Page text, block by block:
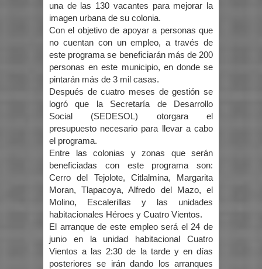
una de las 130 vacantes para mejorar la
imagen urbana de su colonia.
Con el objetivo de apoyar a personas que
no cuentan con un empleo, a través de
este programa se beneficiarán más de 200
personas en este municipio, en donde se
pintarán más de 3 mil casas.
Después de cuatro meses de gestión se
logró que la Secretaría de Desarrollo
Social (SEDESOL) otorgara el
presupuesto necesario para llevar a cabo
el programa.
Entre las colonias y zonas que serán
beneficiadas con este programa son:
Cerro del Tejolote, Citlalmina, Margarita
Moran, Tlapacoya, Alfredo del Mazo, el
Molino, Escalerillas y las unidades
habitacionales Héroes y Cuatro Vientos.
El arranque de este empleo será el 24 de
junio en la unidad habitacional Cuatro
Vientos a las 2:30 de la tarde y en días
posteriores se irán dando los arranques